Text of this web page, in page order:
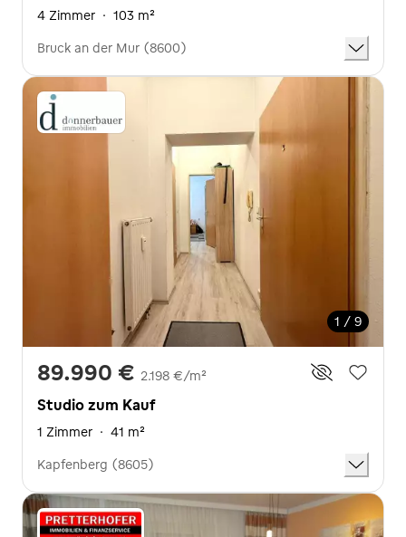
4 Zimmer · 103 m²
Bruck an der Mur (8600)
1 / 9
89.990 € 2.198 €/m²
Studio zum Kauf
1 Zimmer · 41 m²
Kapfenberg (8605)